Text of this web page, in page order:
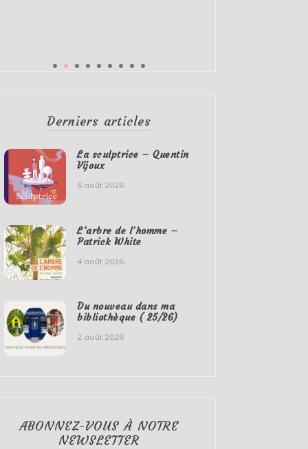
Derniers articles
La sculptrice – Quentin
Vijoux
6 août 2026
L’arbre de l’homme –
Patrick White
4 août 2026
Du nouveau dans ma
bibliothèque ( 25/26)
2 août 2026
ABONNEZ-VOUS À NOTRE
NEWSLETTER